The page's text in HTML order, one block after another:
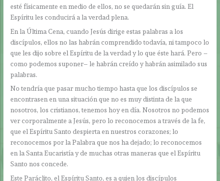
esté físicamente en medio de ellos, no se quedarán sin guía. El
Espíritu les conducirá a la verdad plena.
En la Última Cena, cuando Jesús dirige estas palabras a los
discípulos, ellos no las habrán comprendido todavía, ni tampoco lo
que les dijo sobre el Espíritu de la verdad y lo que éste hará. Pero –
como podemos suponer– le habrán creído y habrán asimilado sus
palabras.
No tendría que pasar mucho tiempo hasta que los discípulos se
encontrasen en una situación que no es muy distinta de la que
nosotros, los cristianos, tenemos hoy en día. Nosotros no podemos
ver corporalmente a Jesús, pero lo reconocemos a través de la fe,
que el Espíritu Santo despierta en nuestros corazones; lo
reconocemos por la Palabra que nos ha dejado; lo reconocemos
en la Santa Eucaristía y de muchas otras maneras que el Espíritu
Santo nos concede.
Este Paráclito, el Espíritu Santo, es a quien los discípulos